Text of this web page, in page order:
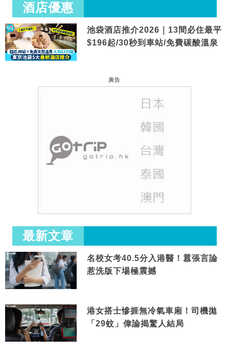
酒店優惠
池袋酒店推介2026｜13間必住最平
$196起/30秒到車站/免費碳酸溫泉
廣告
最新文章
名校女考40.5分入港醫！囂張言論
惹洗版下場極震撼
港女搭士慘捱無冷氣車廂！司機拋
「29蚊」偉論揭驚人結局